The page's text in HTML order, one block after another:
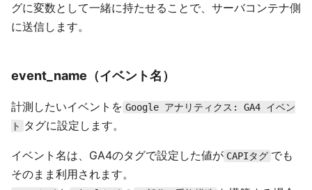
グに変数として一緒に持たせることで、サーバコンテナ側
に送信します。
event_name（イベント名）
計測したいイベントを Google アナリティクス: GA4 イベン
ト タグに設定します。
イベント名は、GA4のタグで設定した値が CAPIタグ でも
そのまま利用されます。